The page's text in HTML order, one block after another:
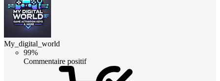
My_digital_world
99%
Commentaire positif